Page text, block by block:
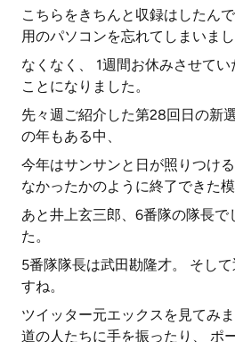
こちらをきちんと収録はしたん
用のパソコンを忘れてしまいまし
なくなく、 1週間お休みさせて
ことになりました。
先々週ご紹介した第28回日の新
の年もある中、
今年はサンサンと日が照りつけ
なかったかのように終了できた模
あと井上玄三郎、6番隊の隊長で
た。
5番隊隊長は武田勘隆才。 そし
すね。
ツイッター元エックスを見てみ
道の人たちに手を振ったり、 ポ